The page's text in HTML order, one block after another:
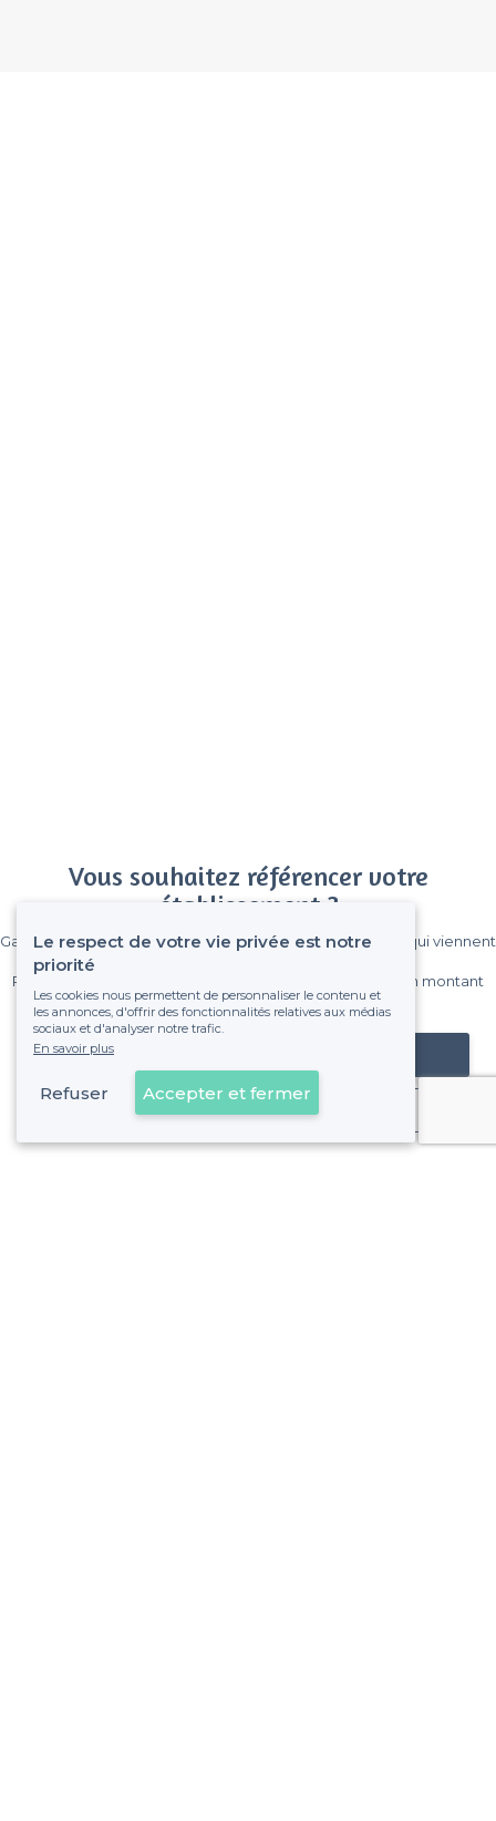
Vous souhaitez référencer votre
établissement ?
Gagnez de nombreux clients parmi le million de visiteurs qui viennent
Pas de commissions et sans engagement, vous payez un montant
fixe sans risque de voir déraper la facture.
Référencer mon établissement
Déjà client
Le respect de votre vie privée est notre
priorité
Les cookies nous permettent de personnaliser le contenu et
les annonces, d'offrir des fonctionnalités relatives aux médias
sociaux et d'analyser notre trafic.
En savoir plus
Refuser Accepter et fermer